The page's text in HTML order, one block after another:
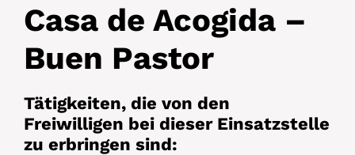
Casa de Acogida –
Buen Pastor
Tätigkeiten, die von den
Freiwilligen bei dieser Einsatzstelle
zu erbringen sind: